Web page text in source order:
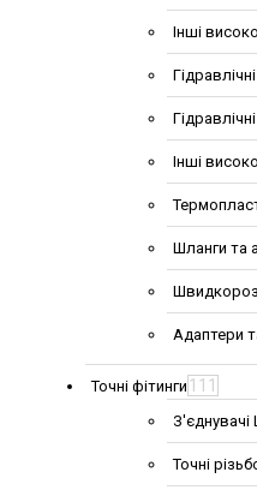
Інші
Інші
Шланги та
Адаптери
Точні фітинги 111
З'єднувачі
Точні